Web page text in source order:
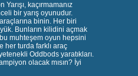
kaçırmamanız
bir yarış oyunudur.
binin. Her biri
Bunların kilidini açmak
muhteşem oyun hepsini
her turda farklı araç
Oddbods yaratıkları.
olacak mısın? İyi